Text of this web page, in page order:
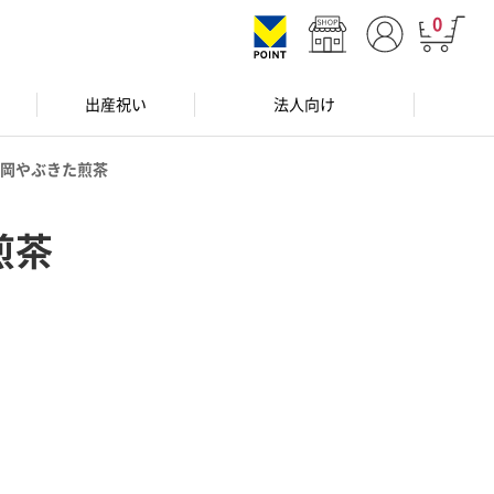
0
出産祝い 法人向け
やぶきた煎茶
茶